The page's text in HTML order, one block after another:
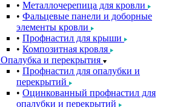
Металлочерепица для кровли
Фальцевые панели и доборные
элементы кровли
Профнастил для крыши
Композитная кровля
Опалубка и перекрытия
Профнастил для опалубки и
перекрытий
Оцинкованный профнастил для
опалубки и перекрытий